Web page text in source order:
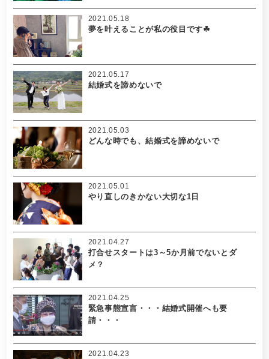
夢を叶えることが私の役目です☘
2021.05.18
結婚式を諦めないで
2021.05.17
どんな時でも、結婚式を諦めないで
2021.05.03
やり直しのきかない大切な1日
2021.05.01
打合せスタートは3～5か月前でないとダ
メ？
2021.04.27
緊急事態宣言・・・結婚式開催へも要
請・・・
2021.04.25
2021.04.23